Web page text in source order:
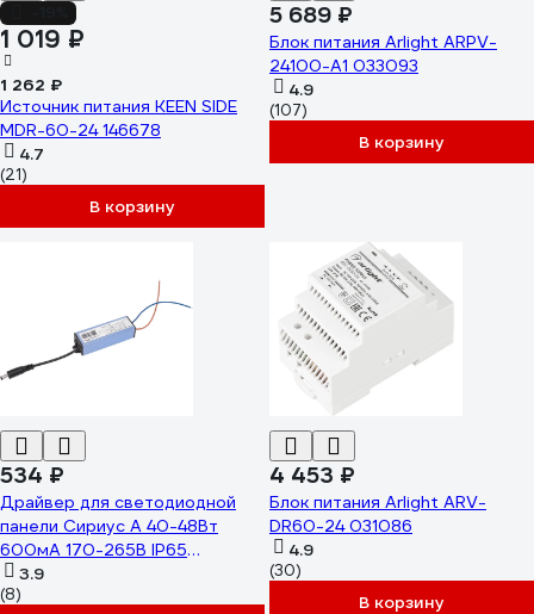
1 019 ₽
1 262 ₽
Источник питания KEEN SIDE
MDR-60-24 146678
4.7
(21)
В корзину
5 689 ₽
Блок питания Arlight ARPV-
24100-A1 033093
4.9
(107)
В корзину
534 ₽
Драйвер для светодиодной
панели Сириус А 40-48Вт
600мА 170-265В IP65
СириусА SPL-40W-Driver
3.9
(8)
4 453 ₽
Блок питания Arlight ARV-
DR60-24 031086
4.9
(30)
В корзину